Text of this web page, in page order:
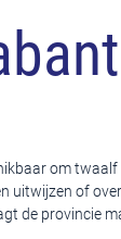
om
uitwijzen of
de provincie